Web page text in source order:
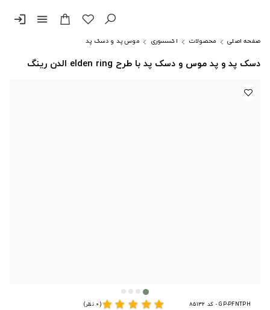
menu
login
صفحه اصلی محصولات اکسسوری موس پد و دسک پد
دسک پد و پد موس و دسک پد با طرح elden ring الدن رینگ
GP-PFNTPH - کد 85132 star
star
star
star
star(0 نظر)